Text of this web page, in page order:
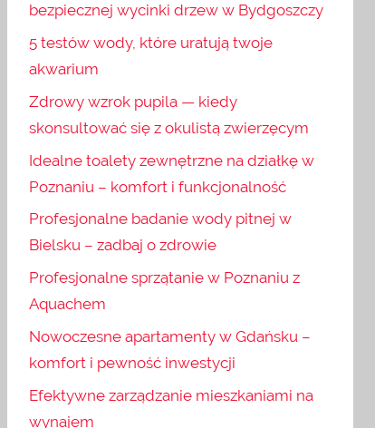
bezpiecznej wycinki drzew w Bydgoszczy
5 testów wody, które uratują twoje
akwarium
Zdrowy wzrok pupila — kiedy
skonsultować się z okulistą zwierzęcym
Idealne toalety zewnętrzne na działkę w
Poznaniu – komfort i funkcjonalność
Profesjonalne badanie wody pitnej w
Bielsku – zadbaj o zdrowie
Profesjonalne sprzątanie w Poznaniu z
Aquachem
Nowoczesne apartamenty w Gdańsku –
komfort i pewność inwestycji
Efektywne zarządzanie mieszkaniami na
wynajem